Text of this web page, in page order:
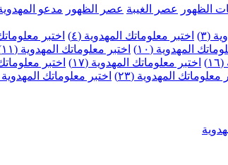
الظهور عصر الغيبة عصر الظهور مدعو
(٣) اختبر معلوماتك المهدوية (٤) اختبر
المهدوية (١٠) اختبر معلوماتك المهدوية (١١)
اختبر معلوماتك المهدوية (١٧) اختبر
معلوماتك المهدوية (٢٣)
اختبر معلوماتك المهدوية